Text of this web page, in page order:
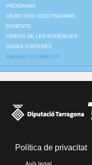
PROGRAMA
OBJECTIUS I DESTINATARIS
PONENTS
VÍDEOS DE LES PONÈNCIES
DADES D'INTERÈS
EMISSIÓ EN DIRECTE
Política de privacitat